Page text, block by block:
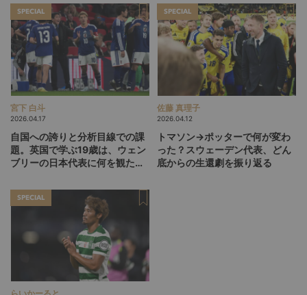
SPECIAL
宮下 白斗
2026.04.17
自国への誇りと分析目線での課
題。英国で学ぶ19歳は、ウェン
ブリーの日本代表に何を観た
SPECIAL
佐藤 真理子
2026.04.12
トマソン→ポッターで何が変わ
った？スウェーデン代表、どん
底からの生還劇を振り返る
SPECIAL